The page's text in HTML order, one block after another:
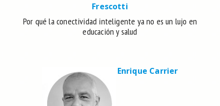
Frescotti
Por qué la conectividad inteligente ya no es un lujo en
educación y salud
Enrique Carrier